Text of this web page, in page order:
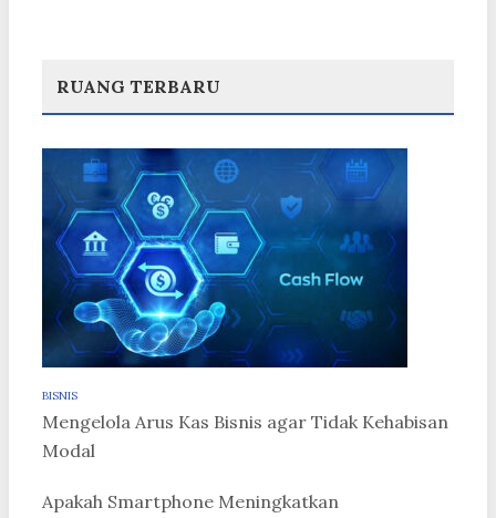
RUANG TERBARU
BISNIS
Mengelola Arus Kas Bisnis agar Tidak Kehabisan
Modal
Apakah Smartphone Meningkatkan